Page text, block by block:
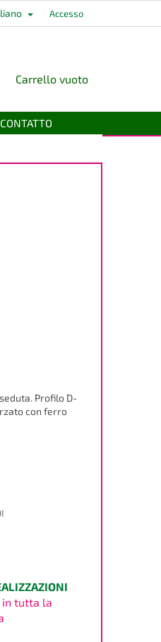
Accesso
CARRELLO
SPESA
Carrello vuoto
CONTATTO
Profilo D-
con ferro
in tutta la